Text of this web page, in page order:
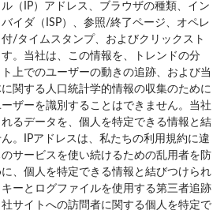
（IP）アドレス、ブラウザの種類、イン
イダ（ISP）、参照/終了ページ、オペレ
/タイムスタンプ、およびクリックスト
。当社は、この情報を、トレンドの分
上でのユーザーの動きの追跡、および当
関する人口統計学的情報の収集のために
ザーを識別することはできません。当社
るデータを、個人を特定できる情報と結
。IPアドレスは、私たちの利用規約に違
サービスを使い続けるための乱用者を防
、個人を特定できる情報と結びつけられ
ーとログファイルを使用する第三者追跡
サイトへの訪問者に関する個人を特定で